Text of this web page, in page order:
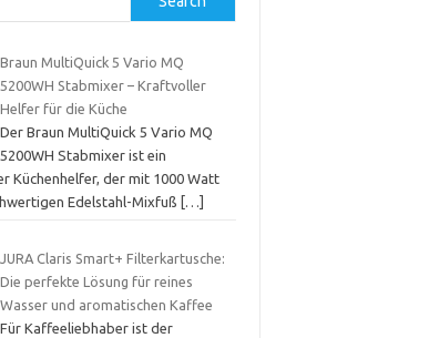
Braun MultiQuick 5 Vario MQ
5200WH Stabmixer – Kraftvoller
Helfer für die Küche
Der Braun MultiQuick 5 Vario MQ
5200WH Stabmixer ist ein
Küchenhelfer, der mit 1000 Watt
Edelstahl-Mixfuß
[…]
JURA Claris Smart+ Filterkartusche:
Die perfekte Lösung für reines
Wasser und aromatischen Kaffee
Für Kaffeeliebhaber ist der